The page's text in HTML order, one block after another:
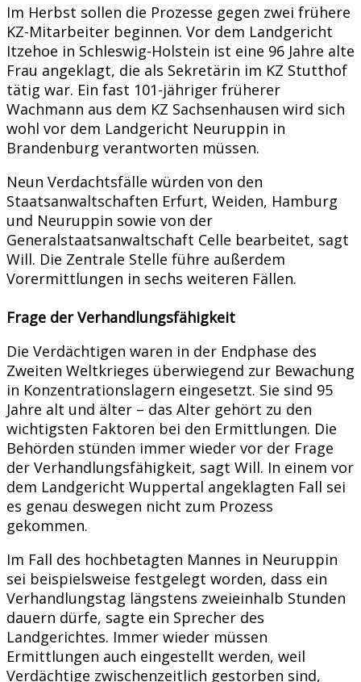
Im Herbst sollen die Prozesse gegen zwei frühere
KZ-Mitarbeiter beginnen. Vor dem Landgericht
Itzehoe in Schleswig-Holstein ist eine 96 Jahre alte
Frau angeklagt, die als Sekretärin im KZ Stutthof
tätig war. Ein fast 101-jähriger früherer
Wachmann aus dem KZ Sachsenhausen wird sich
wohl vor dem Landgericht Neuruppin in
Brandenburg verantworten müssen.
Neun Verdachtsfälle würden von den
Staatsanwaltschaften Erfurt, Weiden, Hamburg
und Neuruppin sowie von der
Generalstaatsanwaltschaft Celle bearbeitet, sagt
Will. Die Zentrale Stelle führe außerdem
Vorermittlungen in sechs weiteren Fällen.
Frage der Verhandlungsfähigkeit
Die Verdächtigen waren in der Endphase des
Zweiten Weltkrieges überwiegend zur Bewachung
in Konzentrationslagern eingesetzt. Sie sind 95
Jahre alt und älter – das Alter gehört zu den
wichtigsten Faktoren bei den Ermittlungen. Die
Behörden stünden immer wieder vor der Frage
der Verhandlungsfähigkeit, sagt Will. In einem vor
dem Landgericht Wuppertal angeklagten Fall sei
es genau deswegen nicht zum Prozess
gekommen.
Im Fall des hochbetagten Mannes in Neuruppin
sei beispielsweise festgelegt worden, dass ein
Verhandlungstag längstens zweieinhalb Stunden
dauern dürfe, sagte ein Sprecher des
Landgerichtes. Immer wieder müssen
Ermittlungen auch eingestellt werden, weil
Verdächtige zwischenzeitlich gestorben sind,